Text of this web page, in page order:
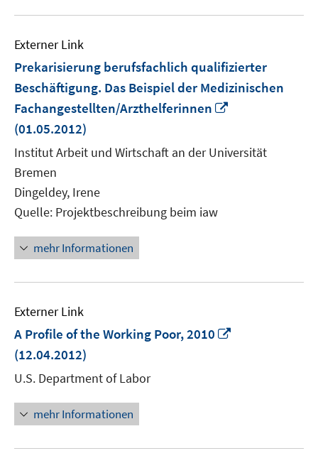
Externer Link
Prekarisierung berufsfachlich qualifizierter
Beschäftigung. Das Beispiel der Medizinischen
Fachangestellten/Arzthelferinnen
öffnen
(01.05.2012)
Institut Arbeit und Wirtschaft an der Universität
Bremen
Dingeldey, Irene
Quelle: Projektbeschreibung beim iaw
mehr Informationen
Externer Link
A Profile of the Working Poor, 2010
(12.04.2012)
U.S. Department of Labor
mehr Informationen